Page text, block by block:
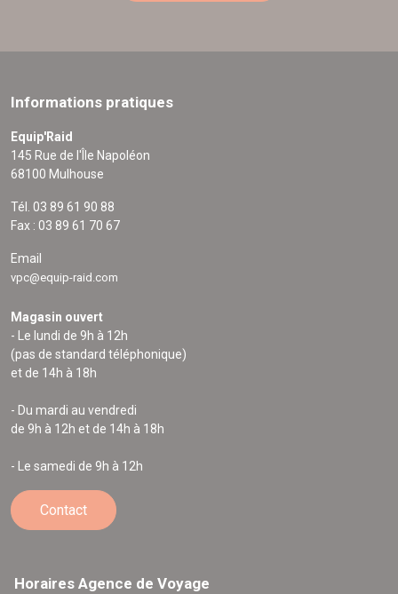
Informations pratiques
Equip'Raid
145 Rue de l'Île Napoléon
68100 Mulhouse
Tél. 03 89 61 90 88
Fax : 03 89 61 70 67
Email
vpc@equip-raid.com
Magasin ouvert
- Le lundi de 9h à 12h
(pas de standard téléphonique)
et de 14h à 18h
- Du mardi au vendredi
de 9h à 12h et de 14h à 18h
- Le samedi de 9h à 12h
Contact
Horaires Agence de Voyage